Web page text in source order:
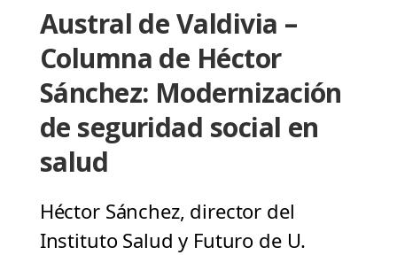
Austral de Valdivia –
Columna de Héctor
Sánchez: Modernización
de seguridad social en
salud
Héctor Sánchez, director del
Instituto Salud y Futuro de U.